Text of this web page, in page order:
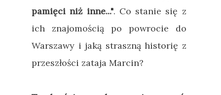
pamięci niż inne...". Co stanie się z
ich znajomością po powrocie do
Warszawy i jaką straszną historię z
przeszłości zataja Marcin?